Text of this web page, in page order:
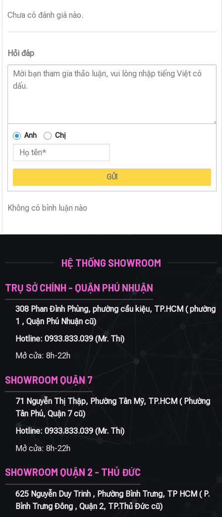
Chưa có đánh giá nào.
Hỏi đáp
Anh Chị
GỬI
Không có bình luận nào
HỆ THỐNG SHOWROOM
TRỤ SỞ CHÍNH - QUẬN PHÚ NHUẬN
308 Phan Đình Phùng, phường cầu kiệu, TP.HCM ( phường
1 , Quận Phú Nhuận cũ)
Hotline: 0933.833.039(Mr. Thi)
Mở cửa: 8h-22h
SHOWROOM QUẬN 7
71 Nguyễn Thị Thập, Phường Tân Mỹ, TP.HCM ( Phường
Tân Phú, Quận 7 cũ)
Hotline: 0933.833.039(Mr. Thi)
Mở cửa: 8h-22h
SHOWROOM QUẬN 2 - THỦ ĐỨC
625 Nguyễn Duy Trinh , Phường Bình Trưng, TP HCM ( P.
Bình Trưng Đông , Quận 2, TP.Thủ Đức cũ)